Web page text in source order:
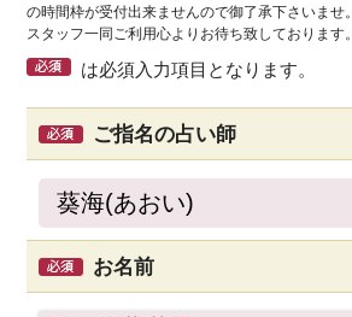
の時間枠が受付出来ませんので御了承下さいませ。
スタッフ一同ご利用心よりお待ち致しております。
は必須入力項目となります。
ご指名の占い師
お名前